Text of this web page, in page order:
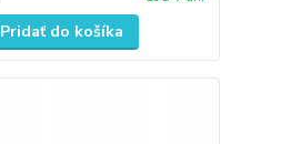
Pridať do košíka